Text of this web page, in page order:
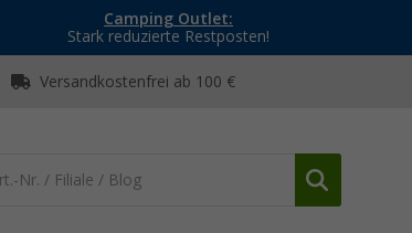
Camping Outlet:
Stark reduzierte Restposten!
Versandkostenfrei ab 100 €